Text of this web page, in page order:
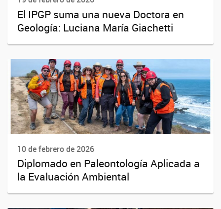
El IPGP suma una nueva Doctora en
Geología: Luciana María Giachetti
10 de febrero de 2026
Diplomado en Paleontología Aplicada a
la Evaluación Ambiental